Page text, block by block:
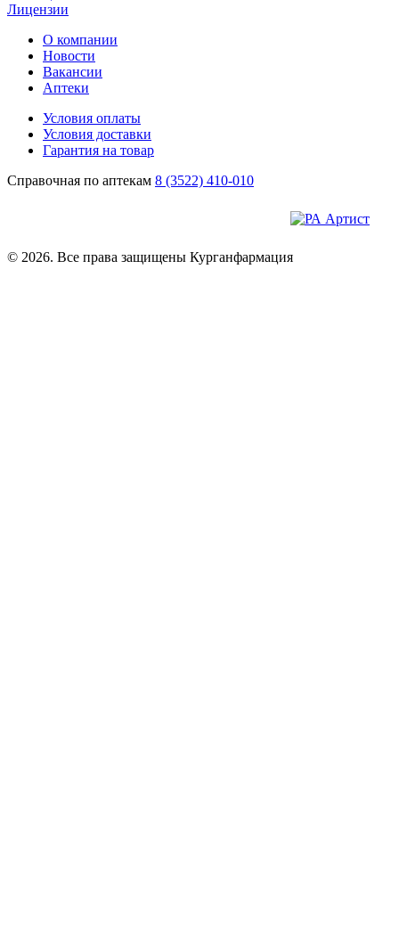
Лицензии
О компании
Новости
Вакансии
Аптеки
Условия оплаты
Условия доставки
Гарантия на товар
Справочная по аптекам 8 (3522) 410-010
© 2026. Все права защищены Курганфармация